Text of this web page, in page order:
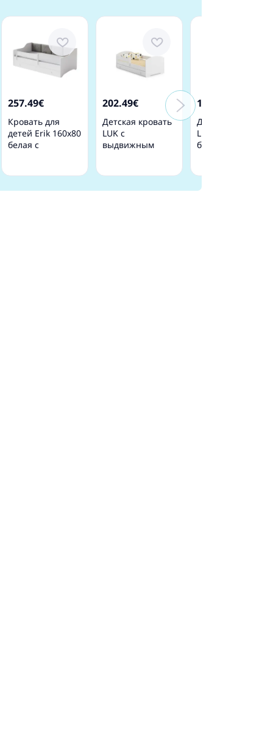
257.49€
Кровать для
детей Erik 160x80
белая с
202.49€
Детская кровать
LUK с
выдвижным
защитным
бортиком
169.49€
Детская кровать
LUK 140x70 с
бортиком и